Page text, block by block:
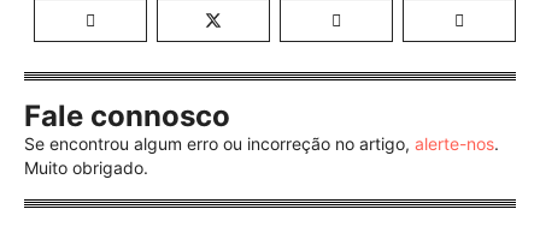
Fale connosco
Se encontrou algum erro ou incorreção no artigo, alerte-nos.
Muito obrigado.